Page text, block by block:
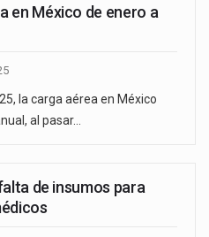
en México de enero a
la carga aérea en México
al pasar…
de insumos para